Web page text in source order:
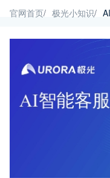
客服系统的搭建流程
官网首页/ 极光小知识/